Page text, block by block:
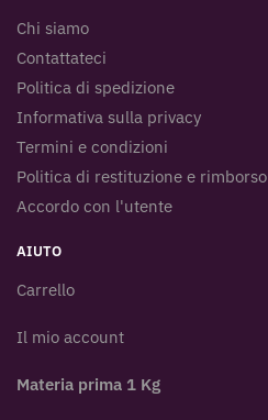
Chi siamo
Contattateci
Politica di spedizione
Informativa sulla privacy
Termini e condizioni
Politica di restituzione e rimborso
Accordo con l'utente
AIUTO
Carrello
Il mio account
Materia prima 1 Kg